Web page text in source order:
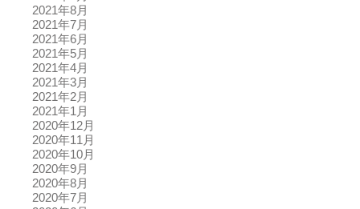
2021年8月
2021年7月
2021年6月
2021年5月
2021年4月
2021年3月
2021年2月
2021年1月
2020年12月
2020年11月
2020年10月
2020年9月
2020年8月
2020年7月